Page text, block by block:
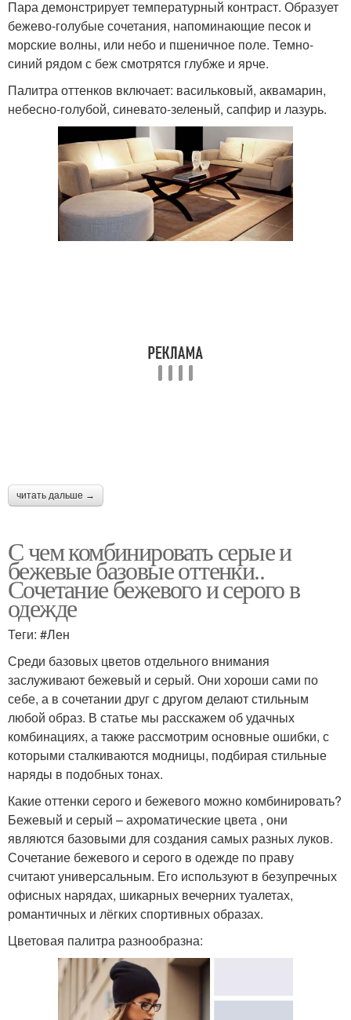
Обои для бежевой
кухни
Кухня с деревянной
столешницей
Мебель в бежевых
тонах
Интерьер в бежевых
тонах
Интерьер в бежевом
Бежевая мебель
Обои на кухне
Кухня с зелеными
обоями
Обои на кухню
Кухня в зеленом
Пара демонстрирует температурный контраст. Образует
бежево-голубые сочетания, напоминающие песок и
морские волны, или небо и пшеничное поле. Темно-
синий рядом с беж смотрятся глубже и ярче.
Палитра оттенков включает: васильковый, аквамарин,
небесно-голубой, синевато-зеленый, сапфир и лазурь.
читать дальше →
С чем комбинировать серые и
бежевые базовые оттенки..
Сочетание бежевого и серого в
одежде
Теги: #Лен
Среди базовых цветов отдельного внимания
заслуживают бежевый и серый. Они хороши сами по
себе, а в сочетании друг с другом делают стильным
любой образ. В статье мы расскажем об удачных
комбинациях, а также рассмотрим основные ошибки, с
которыми сталкиваются модницы, подбирая стильные
наряды в подобных тонах.
Какие оттенки серого и бежевого можно комбинировать?
Бежевый и серый – ахроматические цвета , они
являются базовыми для создания самых разных луков.
Сочетание бежевого и серого в одежде по праву
считают универсальным. Его используют в безупречных
офисных нарядах, шикарных вечерних туалетах,
романтичных и лёгких спортивных образах.
Цветовая палитра разнообразна: